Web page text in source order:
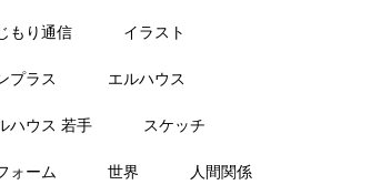
もり通信 イラスト
プラス エルハウス
ハウス 若手 スケッチ
ォーム 世界 人間関係